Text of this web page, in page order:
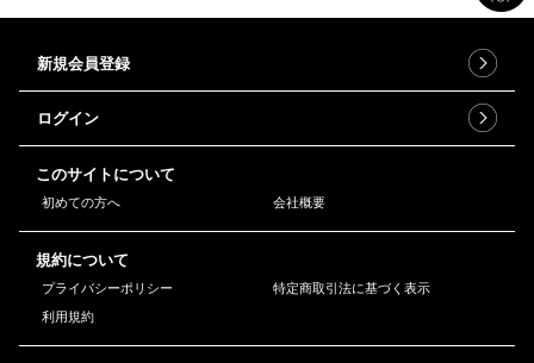
新規会員登録
ログイン
このサイトについて
初めての方へ 会社概要
規約について
プライバシーポリシー
特定商取引法に基づく表示
利用規約